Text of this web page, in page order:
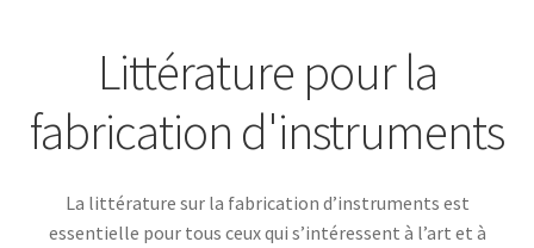
Non-fiction
Romans
Littérature pour la
fabrication d'instruments
La littérature sur la fabrication d’instruments est
essentielle pour tous ceux qui s’intéressent à l’art et à